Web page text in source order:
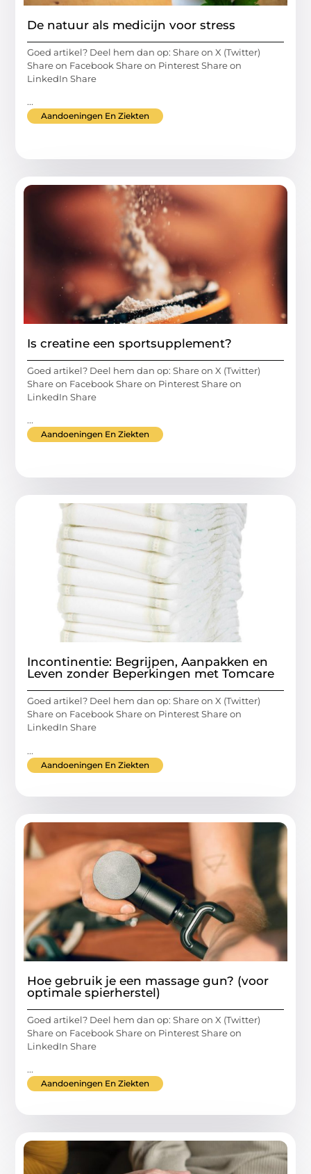
De natuur als medicijn voor stress
Goed artikel? Deel hem dan op: Share on X (Twitter)
Share on Facebook Share on Pinterest Share on
LinkedIn Share
...
Aandoeningen En Ziekten
Is creatine een sportsupplement?
Goed artikel? Deel hem dan op: Share on X (Twitter)
Share on Facebook Share on Pinterest Share on
LinkedIn Share
...
Aandoeningen En Ziekten
Incontinentie: Begrijpen, Aanpakken en
Leven zonder Beperkingen met Tomcare
Goed artikel? Deel hem dan op: Share on X (Twitter)
Share on Facebook Share on Pinterest Share on
LinkedIn Share
...
Aandoeningen En Ziekten
Hoe gebruik je een massage gun? (voor
optimale spierherstel)
Goed artikel? Deel hem dan op: Share on X (Twitter)
Share on Facebook Share on Pinterest Share on
LinkedIn Share
...
Aandoeningen En Ziekten